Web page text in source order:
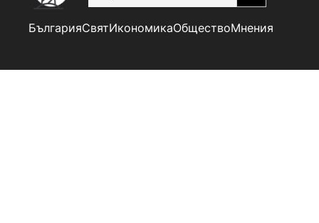
БългарияСвятИкономикаОбществоМнения